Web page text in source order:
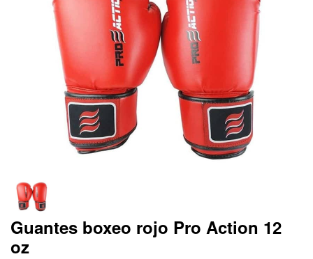
Guantes boxeo rojo Pro Action 12
oz